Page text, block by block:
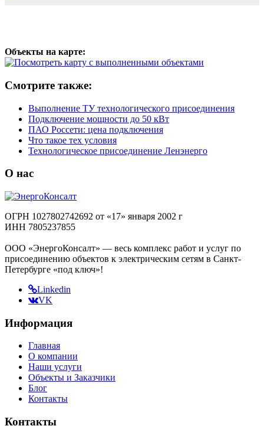
Объекты на карте:
Смотрите также:
Выполнение ТУ технологического присоединения
Подключение мощности до 50 кВт
ПАО Россети: цена подключения
Что такое тех условия
Технологическое присоединение Ленэнерго
О нас
ОГРН 1027802742692 от «17» января 2002 г
ИНН 7805237855
ООО «ЭнергоКонсалт» — весь комплекс работ и услуг по
присоединению объектов к электрическим сетям в Санкт-
Петербурге «под ключ»!
Linkedin
VK
Информация
Главная
О компании
Наши услуги
Объекты и Заказчики
Блог
Контакты
Контакты